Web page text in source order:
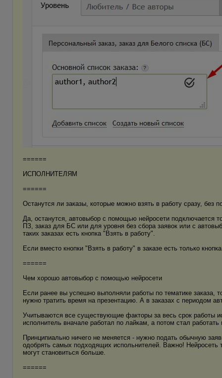
======
ИСПОЛНИТЕЛЯМ
======
Останутся ли заказы, которые можно взять в работу сразу, без
Да, останутся, автовыбор с помощью нейросети подключается
ПЗ, заказ для БС или для уровня без сбора заявок или с
таких заказах есть кнопка "Взять в работу".
Если вместо кнопки "Взять в работу" в заказе есть только
======
Чем хорошо автовыбор с помощью нейросети
Если ранее вы успешно выполняли работы по тематике заказа,
нужно тратить время на презентацию. А в заказах с периодом
Учитываются все существующие факторы за весь срок работы
исполнитель вначале работал по лайкам, а потом стал
Принципиально ничего не меняется - нужно подать обычную
одобрять самых подходящих испольнителей. Важно! Нейросеть
могут становиться больше.
======